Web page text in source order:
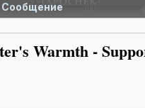
Сообщение
Warmth -